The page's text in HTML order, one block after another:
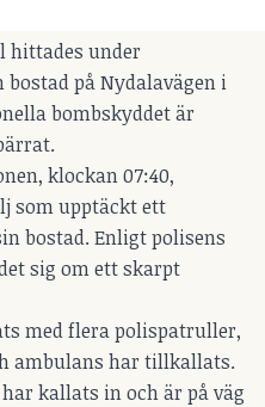
under
på Nydalavägen i
bombskyddet är
klockan 07:40,
som upptäckt ett
bostad. Enligt polisens
sig om ett skarpt
med flera polispatruller,
ambulans har tillkallats.
kallats in och är på väg